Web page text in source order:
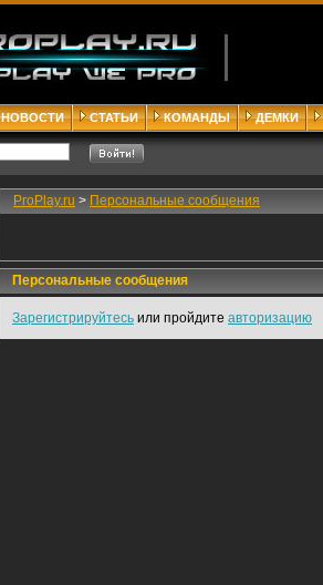
НОВОСТИ СТАТЬИ КОМАНДЫ ДЕМКИ
ProPlay.ru > Персональные сообщения
Персональные сообщения
Зарегистрируйтесь или пройдите авторизацию